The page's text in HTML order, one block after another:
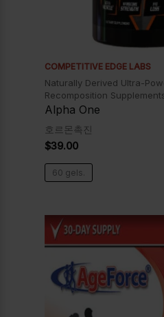
COMPETITIVE EDGE LABS
Naturally Derived Ultra-
Recomposition
Alpha One
호르몬촉진
$39.00
60 gels.